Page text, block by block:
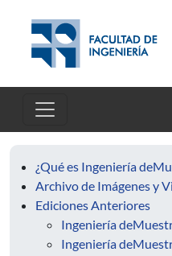
¿Qué es Ingeniería
Archivo de Imágenes y
Ediciones Anteriores
Ingeniería
Ingeniería